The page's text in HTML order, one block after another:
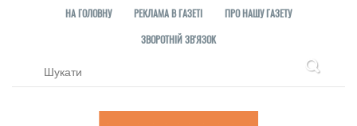
НА ГОЛОВНУ РЕКЛАМА В ГАЗЕТІ
ПРО НАШУ ГАЗЕТУ
ЗВОРОТНІЙ ЗВ'ЯЗОК